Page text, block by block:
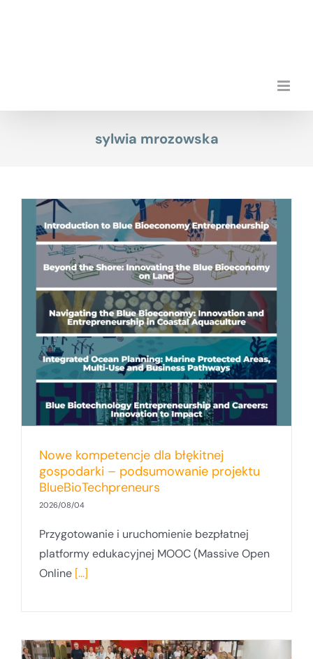
sylwia mrozowska
Nowe kompetencje dla błękitnej
gospodarki – podsumowanie projektu
BlueBioTechpreneurs
2026/08/04
Przygotowanie i uruchomienie bezpłatnej
platformy edukacyjnej MOOC (Massive Open
Online [...]